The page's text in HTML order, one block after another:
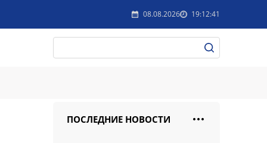
08.08.2026 19:12:41
ПОСЛЕДНИЕ НОВОСТИ